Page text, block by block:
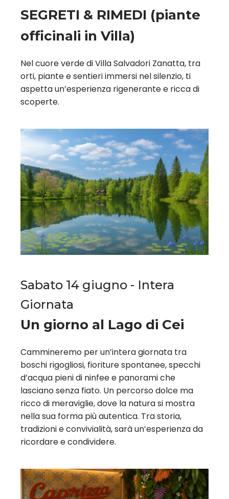
SEGRETI & RIMEDI (piante
officinali in Villa)
Nel cuore verde di Villa Salvadori Zanatta, tra
orti, piante e sentieri immersi nel silenzio, ti
aspetta un’esperienza rigenerante e ricca di
scoperte.
Sabato 14 giugno - Intera
Giornata
Un giorno al Lago di Cei
Cammineremo per un’intera giornata tra
boschi rigogliosi, fioriture spontanee, specchi
d’acqua pieni di ninfee e panorami che
lasciano senza fiato. Un percorso dolce ma
ricco di meraviglie, dove la natura si mostra
nella sua forma più autentica. Tra storia,
tradizioni e convivialità, sarà un’esperienza da
ricordare e condividere.